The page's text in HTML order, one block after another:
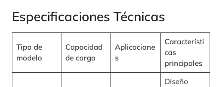
Especificaciones Técnicas
Tipo de
modelo
Capacidad
de carga
Aplicacione
s
Característi
cas
principales
Diseño